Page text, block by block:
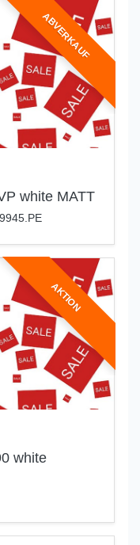
ABVERKAUF
white MATT
AKTION
white